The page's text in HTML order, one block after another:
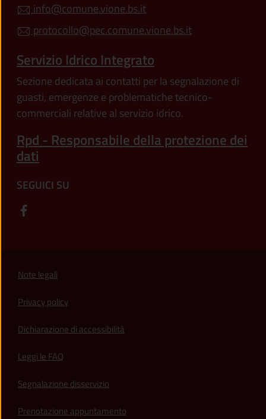
info@comune.vione.bs.it
protocollo@pec.comune.vione.bs.it
Servizio Idrico Integrato
Sezione dedicata ai contatti per la segnalazione di
guasti, emergenze e problematiche tecnico-
commerciali relative al servizio idrico.
Rpd - Responsabile della protezione dei
dati
SEGUICI SU
Note legali
Privacy policy
Dichiarazione di accessibilità
Leggi le FAQ
Segnalazione disservizio
Prenotazione appuntamento